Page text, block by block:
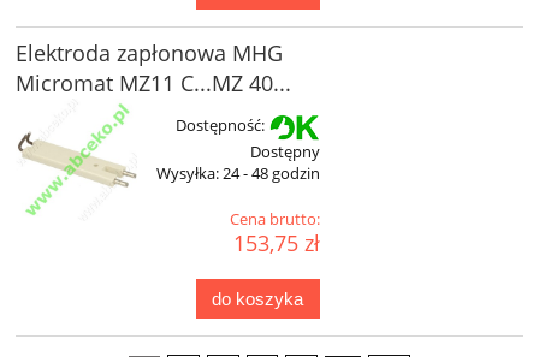
Elektroda zapłonowa MHG
Micromat MZ11 C...MZ 40...
Dostępność:
Dostępny
Wysyłka:24 - 48 godzin
Cena brutto:
153,75 zł
do koszyka